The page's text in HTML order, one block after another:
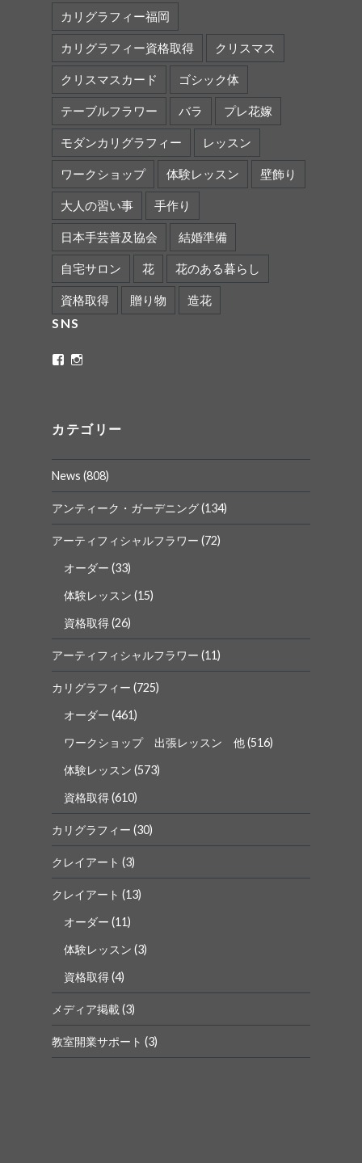
カリグラフィー福岡
カリグラフィー資格取得 クリスマス
クリスマスカード ゴシック体
テーブルフラワー バラ プレ花嫁
モダンカリグラフィー レッスン
ワークショップ 体験レッスン 壁飾り
大人の習い事 手作り
日本手芸普及協会 結婚準備
自宅サロン 花 花のある暮らし
資格取得 贈り物 造花
SNS
ritaflower.calligraphy
ロ
フ
ー
ル
で
表
示
ロ
フ
ー
ル
で
表
示
カテゴリー
News (808)
アンティーク・ガーデニング(134)
アーティフィシャルフラワー (72)
オーダー (33)
体験レッスン (15)
資格取得(26)
アーティフィシャルフラワー (11)
カリグラフィー (725)
オーダー (461)
ワークショップ 出張レッスン 他(516)
体験レッスン (573)
資格取得(610)
カリグラフィー (30)
クレイアート (3)
クレイアート (13)
オーダー (11)
体験レッスン (3)
資格取得(4)
メディア掲載 (3)
教室開業サポート (3)